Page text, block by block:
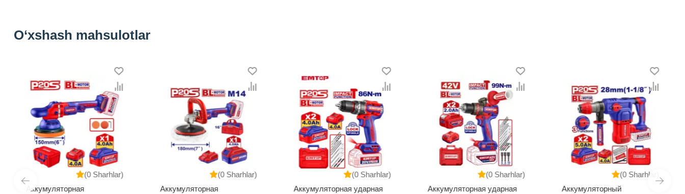
O‘xshash mahsulotlar
(0 Sharhlar)
Аккумуляторная
(0 Sharhlar)
Аккумуляторная
(0 Sharhlar)
Аккумуляторная ударная
(0 Sharhlar)
Аккумуляторная ударная
(0 Sharhlar)
Аккумуляторный